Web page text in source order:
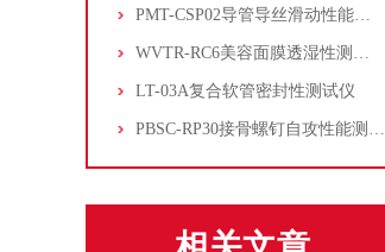
PMT-CSP02导管导丝滑动性能测试仪
WVTR-RC6美容面膜透湿性测试仪
LT-03A复合软管密封性测试仪
PBSC-RP30接骨螺钉自攻性能测试‌仪